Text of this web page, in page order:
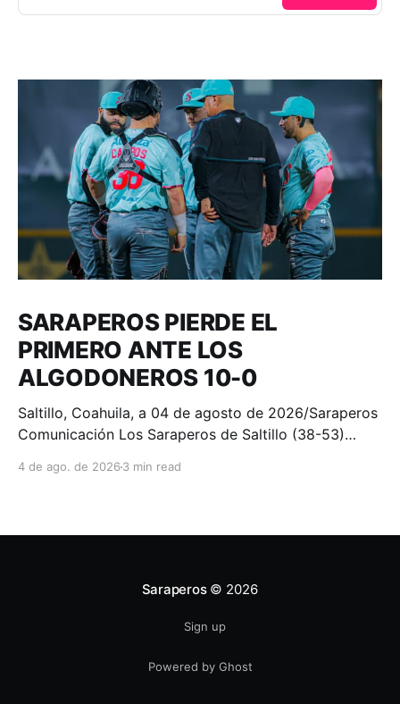
SARAPEROS PIERDE EL
PRIMERO ANTE LOS
ALGODONEROS 10-0
Saltillo, Coahuila, a 04 de agosto de 2026/Saraperos
Comunicación Los Saraperos de Saltillo (38-53)
Laguna (44-47) en el primer juego del compromiso
4 de ago. de 2026 3 min read
Saraperos© 2026
Sign up
Powered by Ghost